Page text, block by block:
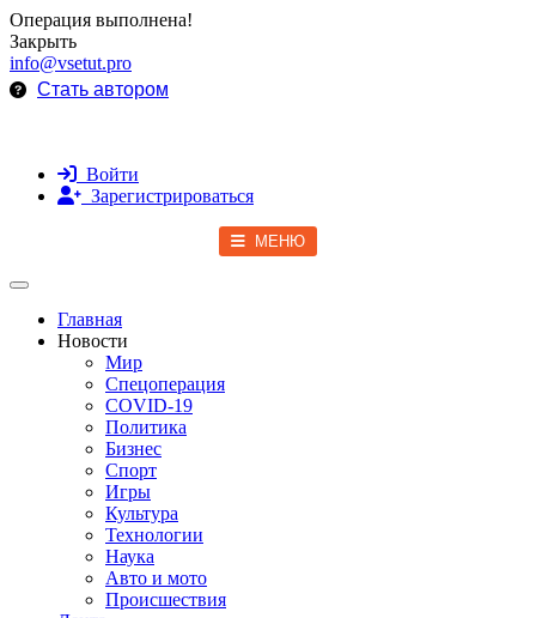
Операция выполнена!
Закрыть
info@vsetut.pro
Стать автором
Войти
Зарегистрироваться
МЕНЮ
Toggle navigation
Главная
Новости
Мир
Спецоперация
COVID-19
Политика
Бизнес
Спорт
Игры
Культура
Технологии
Наука
Авто и мото
Происшествия